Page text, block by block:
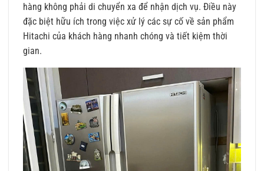
hàng không phải di chuyển xa để nhận dịch vụ. Điều này
đặc biệt hữu ích trong việc xử lý các sự cố về sản phẩm
Hitachi của khách hàng nhanh chóng và tiết kiệm thời
gian.